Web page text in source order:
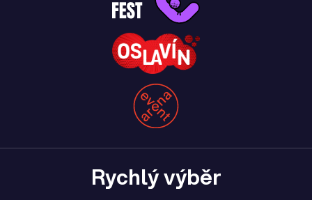
Rychlý výběr